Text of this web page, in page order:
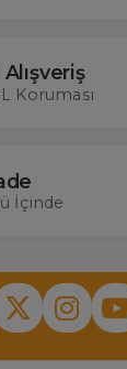
Koruması
İçinde